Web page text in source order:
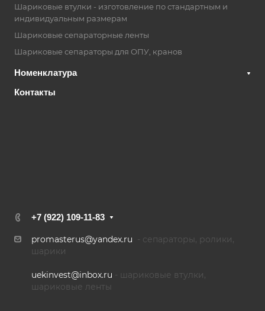
Шариковые втулки - изготовление по стандартным и
индивидуальным размерам
Шариковые сепараторные ленты
Шариковые сепараторы для ОПУ, кранов
Номенклатура
Контакты
+7 (922) 109-11-83
promasterus@yandex.ru - сепараторы, ролики,
шарики
uekinvest@inbox.ru - шариковые втулки,
шариковые ленты